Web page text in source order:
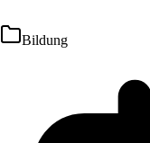
Bildung